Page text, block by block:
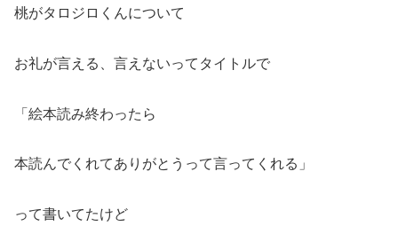
桃がタロジロくんについて
お礼が言える、言えないってタイトルで
「絵本読み終わったら
本読んでくれてありがとうって言ってくれる」
って書いてたけど